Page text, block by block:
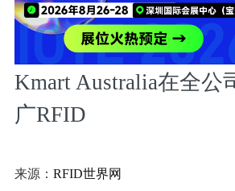
Kmart Australia在全公
广RFID
来源： RFID世界网